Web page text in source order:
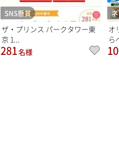
SNS懸賞
ザ・プリンス パークタワー東
京 1...
281名様
オ
ら